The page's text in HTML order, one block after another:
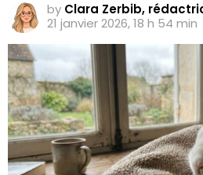
by Clara Zerbib,
21 janvier 2026, 18 h 54 min